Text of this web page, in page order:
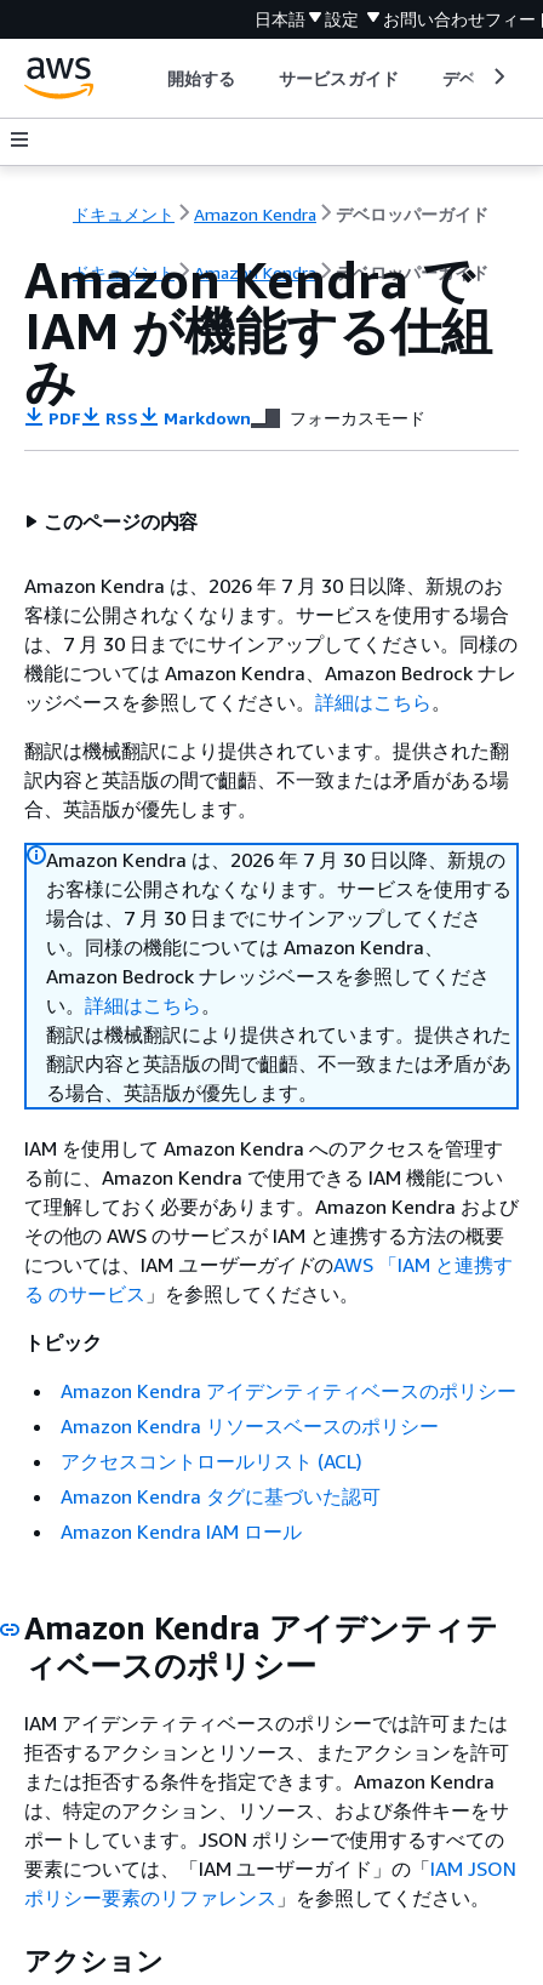
日本語 設定 お問い合わせフィー
開始する サービスガイド デベロッパ
ドキュメント Amazon Kendra デベロッパーガイド
ドキュメント Amazon Kendra デベロッパーガイド
Amazon Kendra で
IAM が機能する仕組
み
PDF RSS Markdown フォーカスモード
このページの内容
Amazon Kendra は、2026 年 7 月 30 日以降、新規のお
客様に公開されなくなります。サービスを使用する場合
は、7 月 30 日までにサインアップしてください。同様の
機能については Amazon Kendra、Amazon Bedrock ナレ
ッジベースを参照してください。 詳細はこちら。
翻訳は機械翻訳により提供されています。提供された翻
訳内容と英語版の間で齟齬、不一致または矛盾がある場
合、英語版が優先します。
Amazon Kendra は、2026 年 7 月 30 日以降、新規の
お客様に公開されなくなります。サービスを使用する
場合は、7 月 30 日までにサインアップしてくださ
い。同様の機能については Amazon Kendra、
Amazon Bedrock ナレッジベースを参照してくださ
い。 詳細はこちら。
翻訳は機械翻訳により提供されています。提供された
翻訳内容と英語版の間で齟齬、不一致または矛盾があ
る場合、英語版が優先します。
IAM を使用して Amazon Kendra へのアクセスを管理す
る前に、Amazon Kendra で使用できる IAM 機能につい
て理解しておく必要があります。Amazon Kendra および
その他の AWS のサービスが IAM と連携する方法の概要
については、IAM ユーザーガイドのAWS 「IAM と連携す
る のサービス 」を参照してください。
トピック
Amazon Kendra アイデンティティベースのポリシー
Amazon Kendra リソースベースのポリシー
アクセスコントロールリスト (ACL)
Amazon Kendra タグに基づいた認可
Amazon Kendra IAM ロール
Amazon Kendra アイデンティテ
ィベースのポリシー
IAM アイデンティティベースのポリシーでは許可または
拒否するアクションとリソース、またアクションを許可
または拒否する条件を指定できます。Amazon Kendra
は、特定のアクション、リソース、および条件キーをサ
ポートしています。JSON ポリシーで使用するすべての
要素については、「IAM ユーザーガイド」の「IAM JSON
ポリシー要素のリファレンス 」を参照してください。
アクション